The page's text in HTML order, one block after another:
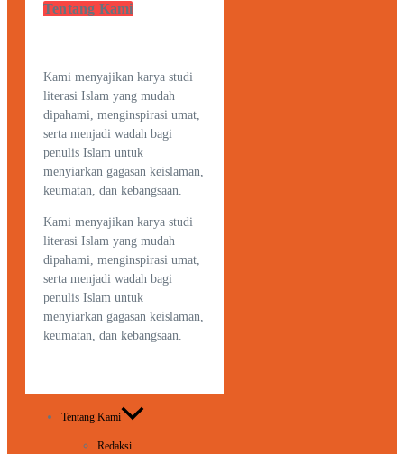
Tentang Kami
Kami menyajikan karya studi
literasi Islam yang mudah
dipahami, menginspirasi umat,
serta menjadi wadah bagi
penulis Islam untuk
menyiarkan gagasan keislaman,
keumatan, dan kebangsaan.
Kami menyajikan karya studi
literasi Islam yang mudah
dipahami, menginspirasi umat,
serta menjadi wadah bagi
penulis Islam untuk
menyiarkan gagasan keislaman,
keumatan, dan kebangsaan.
Tentang Kami
Redaksi